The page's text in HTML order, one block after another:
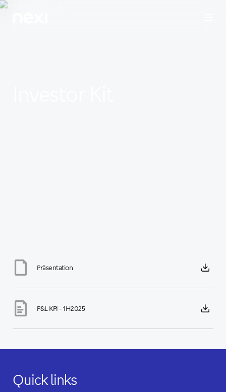
Präsentation
P&L KPI - 1H2025
Quick links